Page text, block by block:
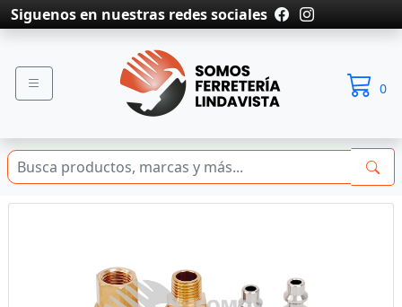
Siguenos en nuestras redes sociales
0